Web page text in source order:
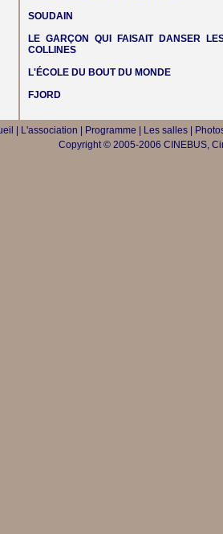
SOUDAIN
LE GARÇON QUI FAISAIT DANSER
COLLINES
L'ÉCOLE DU BOUT DU MONDE
FJORD
L'association Programme Les salles|
Copyright © 2005-2006 CINEBUS,